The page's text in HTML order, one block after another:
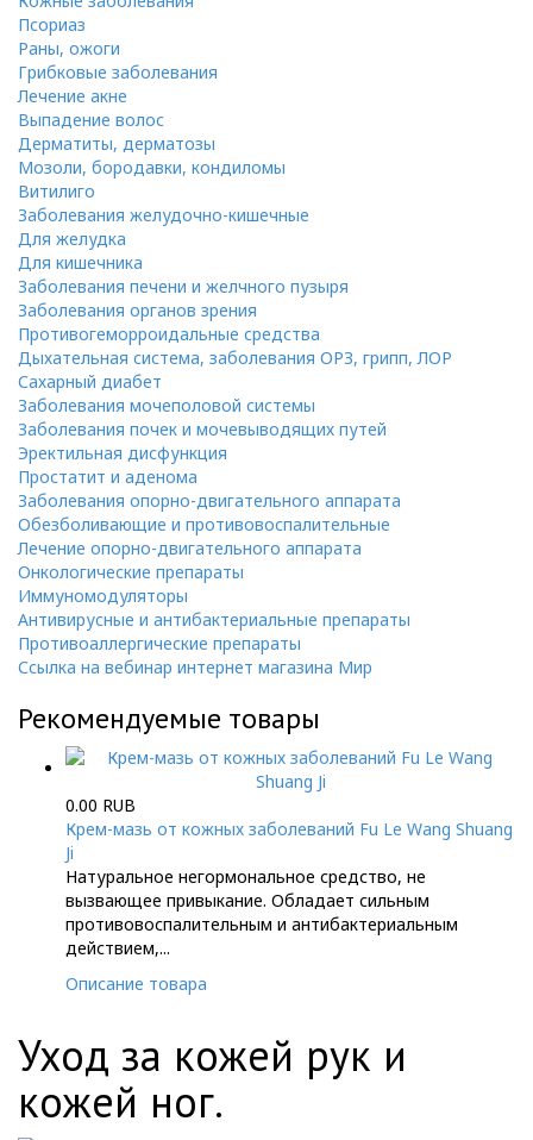
Псориаз
Раны, ожоги
Грибковые заболевания
Лечение акне
Выпадение волос
Дерматиты, дерматозы
Мозоли, бородавки, кондиломы
Витилиго
Заболевания желудочно-кишечные
Для желудка
Для кишечника
Заболевания печени и желчного пузыря
Заболевания органов зрения
Противогеморроидальные средства
Дыхательная система, заболевания ОРЗ, грипп, ЛОР
Сахарный диабет
Заболевания мочеполовой системы
Заболевания почек и мочевыводящих путей
Эректильная дисфункция
Простатит и аденома
Заболевания опорно-двигательного аппарата
Обезболивающие и противовоспалительные
Лечение опорно-двигательного аппарата
Онкологические препараты
Иммуномодуляторы
Антивирусные и антибактериальные препараты
Противоаллергические препараты
Ссылка на вебинар интернет магазина Мир
Рекомендуемые товары
0.00 RUB
Крем-мазь от кожных заболеваний Fu Le Wang Shuang
Ji
Натуральное негормональное средство, не
вызвающее привыкание. Обладает сильным
противовоспалительным и антибактериальным
действием,...
Описание товара
Уход за кожей рук и
кожей ног.